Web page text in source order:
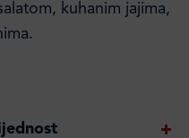
kuhanim jajima,